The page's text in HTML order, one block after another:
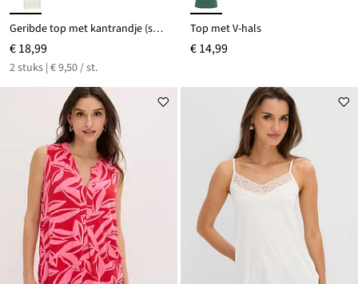
Geribde top met kantrandje (set van 2)
€ 18,99
2 stuks | € 9,50 / st.
Top met V-hals
€ 14,99